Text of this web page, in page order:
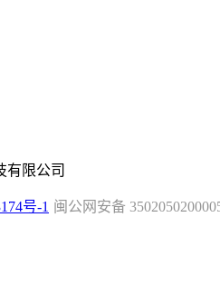
有限公司
闽公网安备
号-1